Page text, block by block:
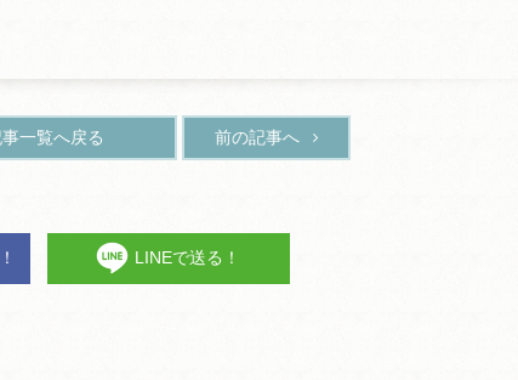
一覧へ戻る 前の記事へ
LINEで送る！